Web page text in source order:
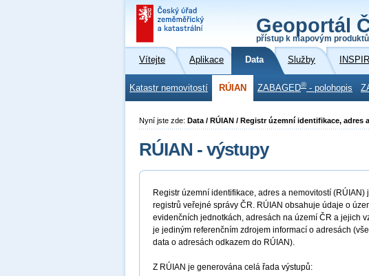
Geoportál
přístup k mapovým
Vítejte Aplikace Data Služby
Katastr nemovitostí RÚIAN ZABAGED® - polohopis
Nyní jste zde: Data / RÚIAN / Registr územní identifikace, adres
RÚIAN - výstupy
Registr územní identifikace, adres a nemovitostí
registrů veřejné správy ČR. RÚIAN obsahuje údaje o
evidenčních jednotkách, adresách na území ČR a jejich
je jediným referenčním zdrojem informací o adresách
data o adresách odkazem do RÚIAN).
Z RÚIAN je generována celá řada výstupů: